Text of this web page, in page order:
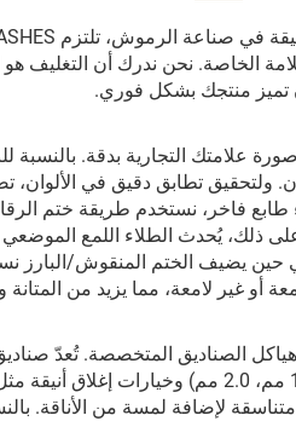
نحن ندرك أن التغليف هو
تميز منتجك بشكل فوري.
ولتحقيق تطابق دقيق في الألوان،
طابع فاخر، نستخدم طريقة ختم
يضيف الختم المنقوش/البارز
أو غير لامعة، مما يزيد من المتانة
المتخصصة. تُعدّ صناديق
عالية القيمة المدركة، ومتاحة بسماكات متينة (1.5 مم،
لإضافة لمسة من الأناقة.